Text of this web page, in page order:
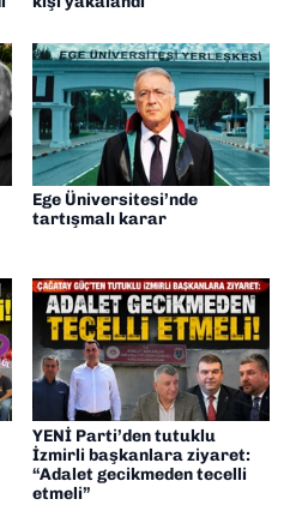
Ege Üniversitesi’nde
tartışmalı karar
YENİ Parti’den tutuklu
İzmirli başkanlara ziyaret:
“Adalet gecikmeden tecelli
etmeli”